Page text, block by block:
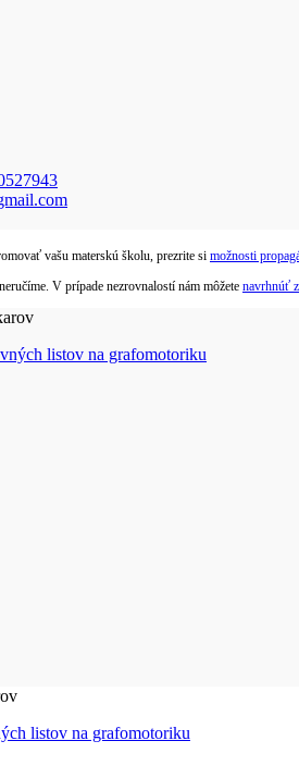
vašu materskú školu, prezrite si možnosti
V prípade nezrovnalostí nám môžete navrhnúť